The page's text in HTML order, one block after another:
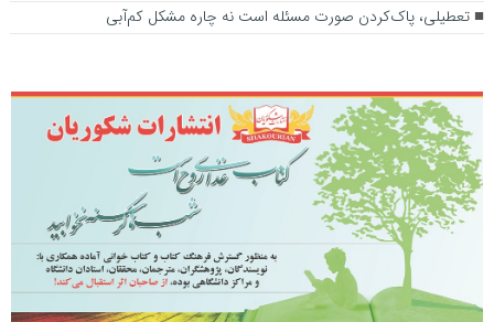
تعطیلی، پاک‌کردن صورت مسئله است نه چاره مشکل کم‌آبی